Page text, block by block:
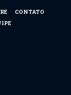
CONTATO